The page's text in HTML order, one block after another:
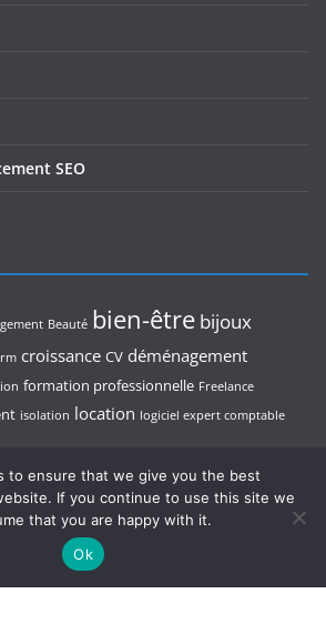
SEO
Beauté bien-être bijoux
croissance CV déménagement
formation professionnelle Freelance
isolation location logiciel expert comptable
referencement rentabilité restaurant
d’entreprise
voiture voyage voyage au Cambodge
to ensure that we give you the best
If you continue to use this site we
that you are happy with it.
Ok